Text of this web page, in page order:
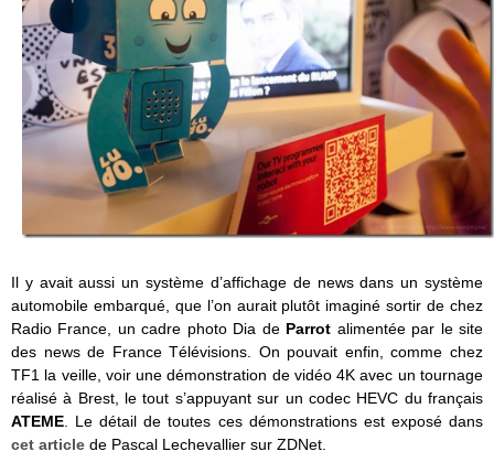
Il y avait aussi un système d’affichage de news dans un système
automobile embarqué, que l’on aurait plutôt imaginé sortir de chez
Radio France, un cadre photo Dia de Parrot alimentée par le site
des news de France Télévisions. On pouvait enfin, comme chez
TF1 la veille, voir une démonstration de vidéo 4K avec un tournage
réalisé à Brest, le tout s’appuyant sur un codec HEVC du français
ATEME . Le détail de toutes ces démonstrations est exposé dans
cet article de Pascal Lechevallier sur ZDNet.